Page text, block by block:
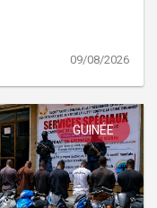
09/08/2026
GUINÉE